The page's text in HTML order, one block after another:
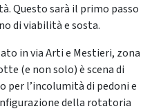
Questo sarà il primo passo
di viabilità e sosta.
in via Arti e Mestieri, zona
(e non solo) è scena di
per l’incolumità di pedoni e
della rotatoria